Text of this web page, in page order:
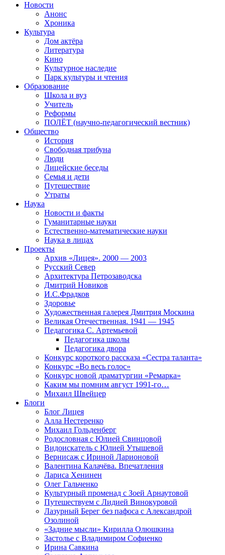
Новости
Анонс
Хроника
Культура
Дом актёра
Литература
Кино
Культурное наследие
Парк культуры и чтения
Образование
Школа и вуз
Учитель
Реформы
ПОЛЁТ (научно-педагогический вестник)
Общество
История
Свободная трибуна
Люди
Лицейские беседы
Семья и дети
Путешествие
Утраты
Наука
Новости и факты
Гуманитарные науки
Естественно-математические науки
Наука в лицах
Проекты
Архив «Лицея». 2000 — 2003
Русский Север
Архитектура Петрозаводска
Дмитрий Новиков
И.С.Фрадков
Здоровье
Художественная галерея Дмитрия Москина
Великая Отечественная. 1941 — 1945
Педагогика С. Артемьевой
Педагогика школы
Педагогика двора
Конкурс короткого рассказа «Сестра таланта»
Конкурс «Во весь голос»
Конкурс новой драматургии «Ремарка»
Каким мы помним август 1991-го…
Михаил Швейцер
Блоги
Блог Лицея
Алла Нестеренко
Михаил Гольденберг
Родословная с Юлией Свинцовой
Видоискатель с Юлией Утышевой
Вернисаж с Ириной Ларионовой
Валентина Калачёва. Впечатления
Лариса Хенинен
Олег Гальченко
Культурный променад с Зоей Арнаутовой
Путешествуем с Лидией Винокуровой
Лазурный Берег без пафоса с Александрой
Озолиной
«Задние мысли» Кирилла Олюшкина
Застолье с Владимиром Софиенко
Ирина Савкина